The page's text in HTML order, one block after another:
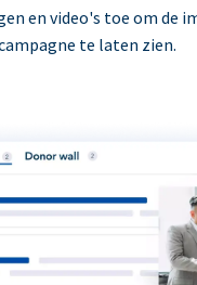
en video's toe om de
te laten zien.